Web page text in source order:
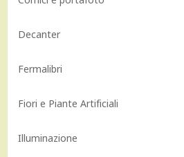
Decanter
Fermalibri
Fiori e Piante Artificiali
Illuminazione